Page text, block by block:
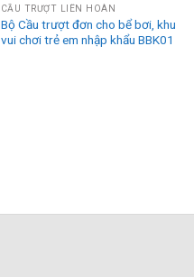
CẦU TRƯỢT LIÊN HOÀN
Bộ Cầu trượt đơn cho bể bơi, khu
vui chơi trẻ em nhập khẩu BBK01